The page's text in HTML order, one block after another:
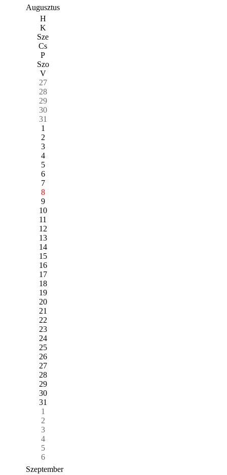
Augusztus
H
K
Sze
Cs
P
Szo
V
27
28
29
30
31
1
2
3
4
5
6
7
8
9
10
11
12
13
14
15
16
17
18
19
20
21
22
23
24
25
26
27
28
29
30
31
1
2
3
4
5
6
Szeptember